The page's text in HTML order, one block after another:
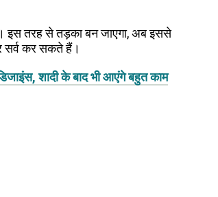
इस तरह से तड़का बन जाएगा, अब इससे
सर्व कर सकते हैं।
शादी के बाद भी आएंगे बहुत काम